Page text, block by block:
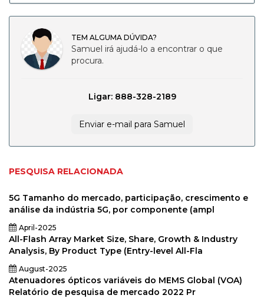
Corporate
Enterprises),
Análise, 2024-
2031
TEM ALGUMA DÚVIDA?
Samuel irá ajudá-lo a encontrar o que
procura.
Ligar: 888-328-2189
Enviar e-mail para Samuel
PESQUISA RELACIONADA
5G Tamanho do mercado, participação, crescimento e
análise da indústria 5G, por componente (ampl
April-2025
All-Flash Array Market Size, Share, Growth & Industry
Analysis, By Product Type (Entry-level All-Fla
August-2025
Atenuadores ópticos variáveis ​​do MEMS Global (VOA)
Relatório de pesquisa de mercado 2022 Pr